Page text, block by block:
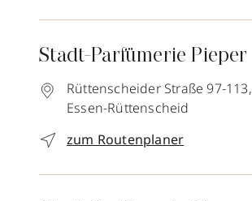
Stadt-Parfümerie Pieper
Rüttenscheider Straße 97-113,
Essen-Rüttenscheid
zum Routenplaner